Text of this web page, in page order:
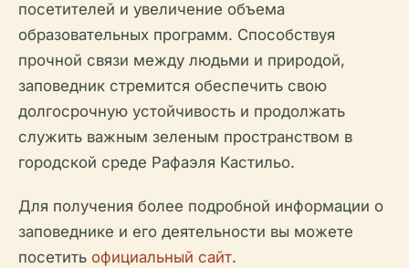
посетителей и увеличение объема
образовательных программ. Способствуя
прочной связи между людьми и природой,
заповедник стремится обеспечить свою
долгосрочную устойчивость и продолжать
служить важным зеленым пространством в
городской среде Рафаэля Кастильо.
Для получения более подробной информации о
заповеднике и его деятельности вы можете
посетить официальный сайт.